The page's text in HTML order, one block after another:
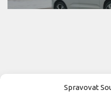
Spravovat